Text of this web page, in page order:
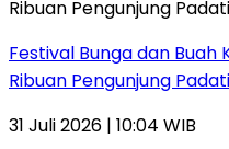
Festival Bunga dan Buah
Ribuan Pengunjung
31 Juli 2026 | 10:04 WIB